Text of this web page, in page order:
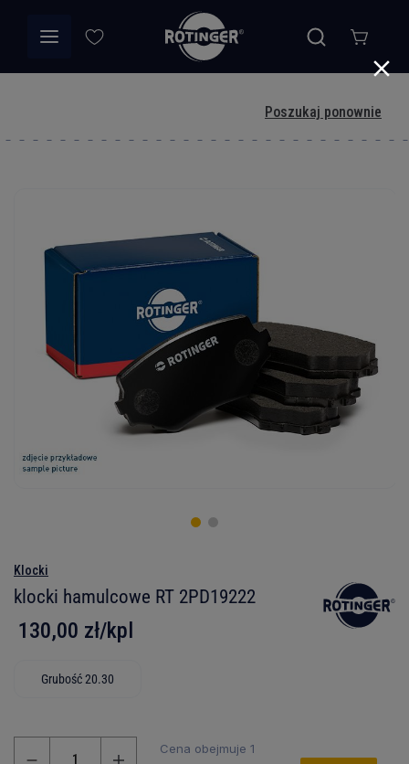
Poszukaj ponownie
Klocki
klocki hamulcowe RT 2PD19222
130,00 zł/kpl
Grubość 20.30
Cena obejmuje 1